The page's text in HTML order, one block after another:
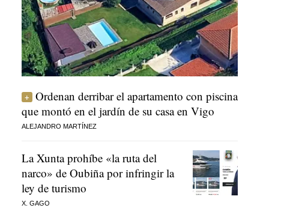
Ordenan derribar el apartamento con piscina
que montó en el jardín de su casa en Vigo
ALEJANDRO MARTÍNEZ
La Xunta prohíbe «la ruta del
narco» de Oubiña por infringir la
ley de turismo
X. GAGO